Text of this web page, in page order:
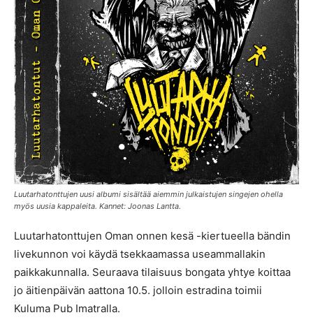
Luutarhatonttujen uusi albumi sisältää aiemmin julkaistujen singejen ohella
myös uusia kappaleita. Kannet: Joonas Lantta.
Luutarhatonttujen Oman onnen kesä -kiertueella bändin
livekunnon voi käydä tsekkaamassa useammallakin
paikkakunnalla. Seuraava tilaisuus bongata yhtye koittaa
jo äitienpäivän aattona 10.5. jolloin estradina toimii
Kuluma Pub Imatralla.